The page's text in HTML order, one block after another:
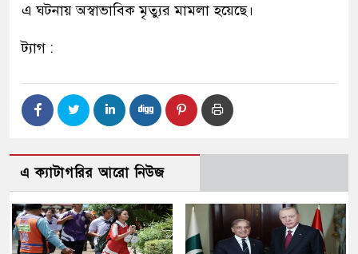
এ ঘটনায় অস্বাভাবিক মৃত্যুর মামলা হয়েছে।
ট্যাগ :
এ ক্যাটাগরির আরো নিউজ